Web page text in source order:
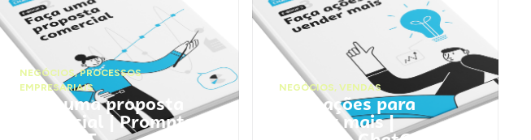
NEGÓCIOS,PROCESSOS
EMPRESARIAIS
Faça uma proposta
comercial | Prompts
NEGÓCIOS, VENDAS
Faça ações para
vender mais |